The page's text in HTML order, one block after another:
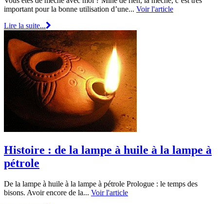
important pour la bonne utilisation d’une... Voir l'article
Lire la suite...
Histoire : de la lampe à huile à la lampe à
pétrole
De la lampe à huile à la lampe à pétrole Prologue : le temps des
bisons. Avoir encore de la... Voir l'article